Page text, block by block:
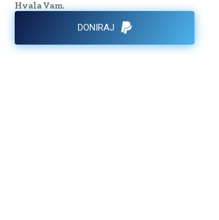
Hvala Vam.
DONIRAJ